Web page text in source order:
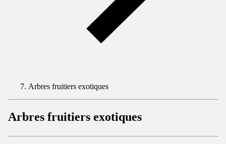
Arbres fruitiers exotiques
Arbres fruitiers exotiques